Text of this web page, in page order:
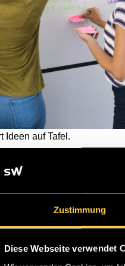
Zustimmung
Diese Webseite verwendet
Ideen auf Tafel.
Kreativität, beim
auf deinem